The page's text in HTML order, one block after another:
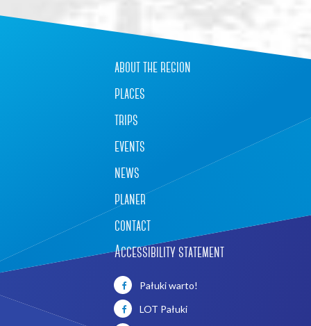
about the region
places
trips
events
news
planer
contact
Accessibility statement
Pałuki warto!
LOT Pałuki